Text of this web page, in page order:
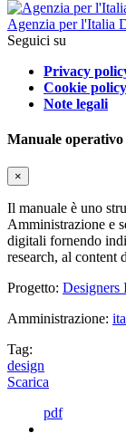
Agenzia per l'Italia
Seguici su
Privacy
Cookie policy
Note legali
Manuale operativo
×
Il manuale è uno
Amministrazione e
digitali fornendo
research, al content
Progetto: Designers
Amministrazione:
Tag:
design
Scarica
pdf